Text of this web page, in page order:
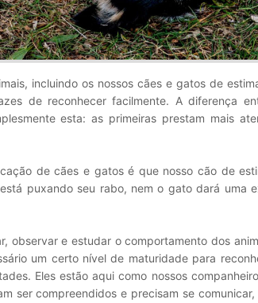
incluindo os nossos cães e gatos de
de reconhecer facilmente. A diferença
esta: as primeiras prestam mais
de cães e gatos é que nosso cão de
puxando seu rabo, nem o gato dará uma
observar e estudar o comportamento dos
um certo nível de maturidade para
Eles estão aqui como nossos
ser compreendidos e precisam se